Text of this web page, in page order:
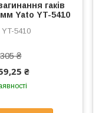
гаків
Yato YT-5410
YT-5410
₴
₴